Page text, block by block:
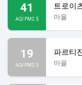
41
AQI PM2.5
트로이
마을
19
AQI PM2.5
파르티
마을